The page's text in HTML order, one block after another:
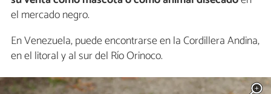
el mercado negro.
En Venezuela, puede encontrarse en la Cordillera Andina,
en el litoral y al sur del Río Orinoco.